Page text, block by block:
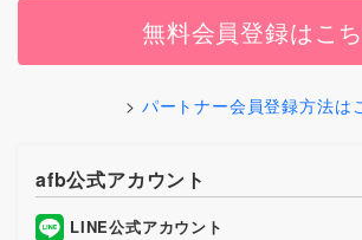
無料会員登録はこ
パートナー会員登録方法は
afb公式アカウント
LINE公式アカウント